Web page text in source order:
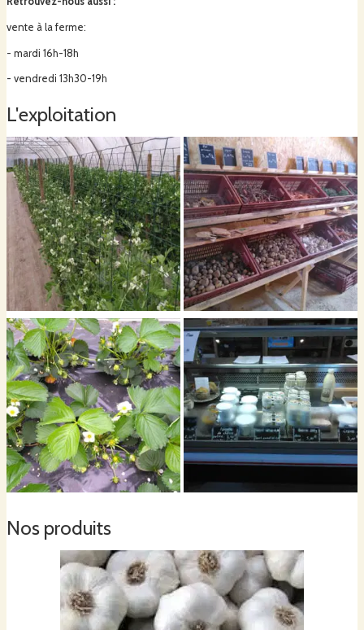
vente à la ferme:
- mardi 16h-18h
- vendredi 13h30-19h
L'exploitation
Nos produits